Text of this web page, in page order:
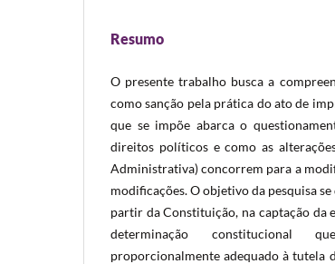
Resumo
O presente trabalho busca a
como sanção pela prática do ato de
que se impõe abarca o
direitos políticos e como as
Administrativa) concorrem para a
modificações. O objetivo da pesquisa
partir da Constituição, na captação da
determinação constitucional
proporcionalmente adequado à tutela